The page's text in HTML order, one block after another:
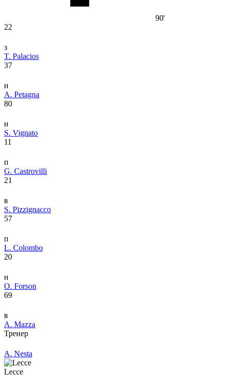
90'
22
з
T. Palacios
37
н
A. Petagna
80
н
S. Vignato
11
п
G. Castrovilli
21
в
S. Pizzignacco
57
п
L. Colombo
20
н
O. Forson
69
в
A. Mazza
Тренер
A. Nesta
Lecce